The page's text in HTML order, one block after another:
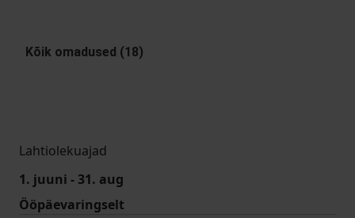
Kõik omadused (18)
Lahtiolekuajad
1. juuni - 31. aug
Ööpäevaringselt